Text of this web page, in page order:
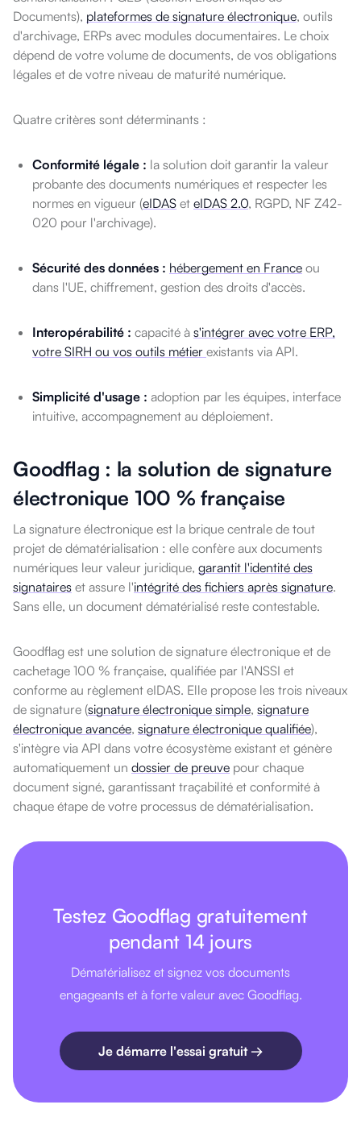
Documents), plateformes de signature électronique, outils
d'archivage, ERPs avec modules documentaires. Le choix
dépend de votre volume de documents, de vos obligations
légales et de votre niveau de maturité numérique.
Quatre critères sont déterminants :
Conformité légale : la solution doit garantir la valeur
probante des documents numériques et respecter les
normes en vigueur (eIDAS et eIDAS 2.0, RGPD, NF Z42-
020 pour l'archivage).
Sécurité des données : hébergement en France ou
dans l'UE, chiffrement, gestion des droits d'accès.
Interopérabilité : capacité à s'intégrer avec votre ERP,
votre SIRH ou vos outils métier existants via API.
Simplicité d'usage : adoption par les équipes, interface
intuitive, accompagnement au déploiement.
Goodflag : la solution de signature
électronique 100 % française
La signature électronique est la brique centrale de tout
projet de dématérialisation : elle confère aux documents
numériques leur valeur juridique, garantit l'identité des
signataires et assure l'intégrité des fichiers après signature.
Sans elle, un document dématérialisé reste contestable.
Goodflag est une solution de signature électronique et de
cachetage 100 % française, qualifiée par l'ANSSI et
conforme au règlement eIDAS. Elle propose les trois niveaux
de signature (signature électronique simple, signature
électronique avancée, signature électronique qualifiée),
s'intègre via API dans votre écosystème existant et génère
automatiquement un dossier de preuve pour chaque
document signé, garantissant traçabilité et conformité à
chaque étape de votre processus de dématérialisation.
Testez Goodflag gratuitement
pendant 14 jours
Dématérialisez et signez vos documents
engageants et à forte valeur avec Goodflag.
Je démarre l'essai gratuit →